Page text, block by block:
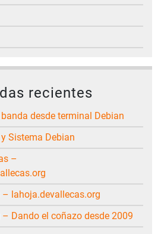
recientes
banda desde terminal Debian
y Sistema Debian
– lahoja.devallecas.org
– Dando el coñazo desde 2009